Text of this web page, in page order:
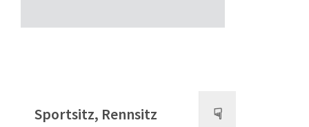
Sportsitz, Rennsitz ☟